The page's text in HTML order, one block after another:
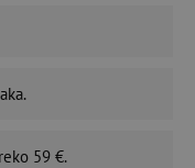
59 €.